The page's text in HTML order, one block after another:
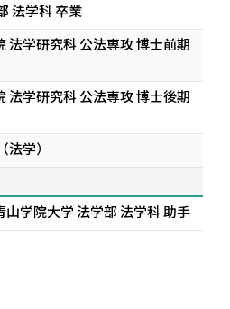
法学科 卒業
法学研究科 公法専攻 博士前期
法学研究科 公法専攻 博士後期
学）
山学院大学 法学部 法学科 助手